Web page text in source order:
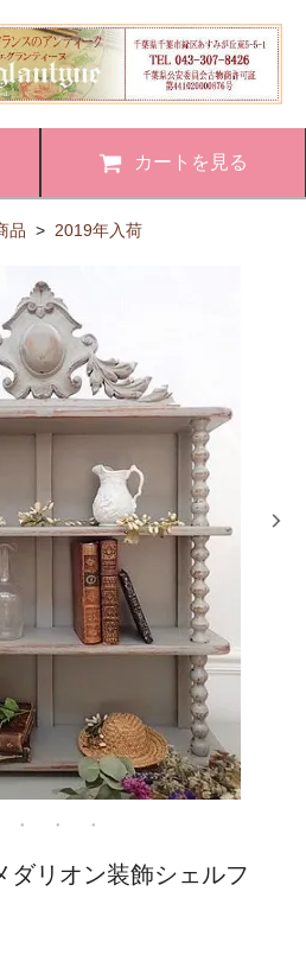
カートを見る
品 > 2019年入荷
ダリオン装飾シェルフ